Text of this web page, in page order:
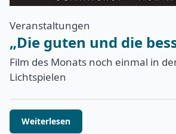
Veranstaltungen
„Die guten und die
Film des Monats noch einmal in
Lichtspielen
Weiterlesen